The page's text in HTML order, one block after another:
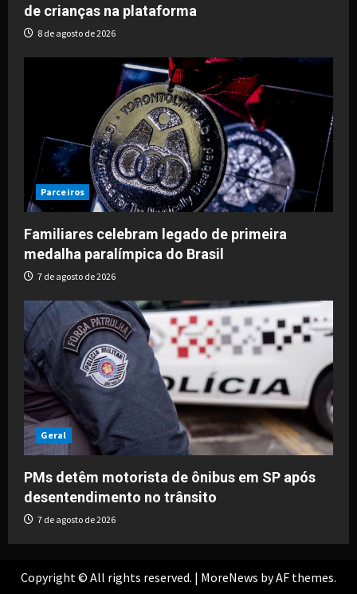
de crianças na plataforma
8 de agosto de 2026
Parceiros
Familiares celebram legado de primeira
medalha paralímpica do Brasil
7 de agosto de 2026
Geral
PMs detêm motorista de ônibus em SP após
desentendimento no trânsito
7 de agosto de 2026
Copyright © All rights reserved. | MoreNews by AF themes.